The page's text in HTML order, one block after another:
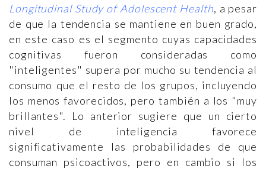
Longitudinal Study of Adolescent Health, a pesar
de que la tendencia se mantiene en buen grado,
en este caso es el segmento cuyas capacidades
cognitivas fueron consideradas como
"inteligentes" supera por mucho su tendencia al
consumo que el resto de los grupos, incluyendo
los menos favorecidos, pero también a los "muy
brillantes". Lo anterior sugiere que un cierto
nivel de inteligencia favorece
significativamente las probabilidades de que
consuman psicoactivos, pero en cambio si los